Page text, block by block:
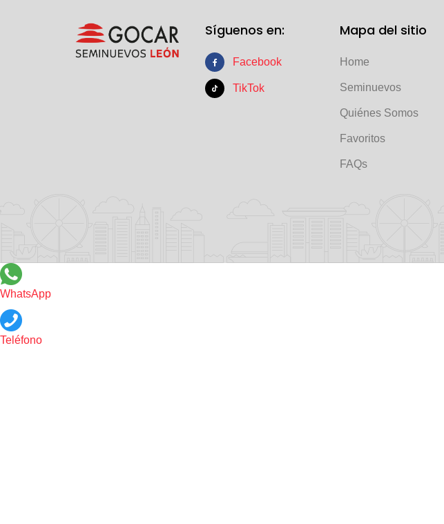
Síguenos en:
Facebook
TikTok
Mapa del sitio
Home
Seminuevos
Quiénes Somos
Favoritos
FAQs
WhatsApp
Teléfono